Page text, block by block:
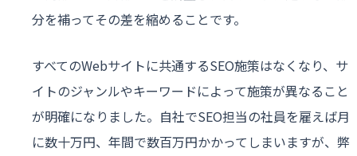
分を補ってその差を縮めることです。
すべてのWebサイトに共通するSEO施策はなくなり、サ
イトのジャンルやキーワードによって施策が異なること
が明確になりました。自社でSEO担当の社員を雇えば月
に数十万円、年間で数百万円かかってしまいますが、弊